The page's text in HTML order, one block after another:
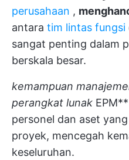
perusahaan ,
antara tim lintas fungsi
sangat penting dalam
berskala besar.
kemampuan
perangkat lunak
personel dan aset
proyek, mencegah
keseluruhan.